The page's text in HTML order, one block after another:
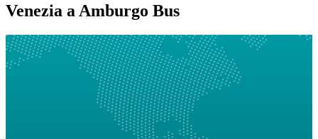
Venezia a Amburgo Bus